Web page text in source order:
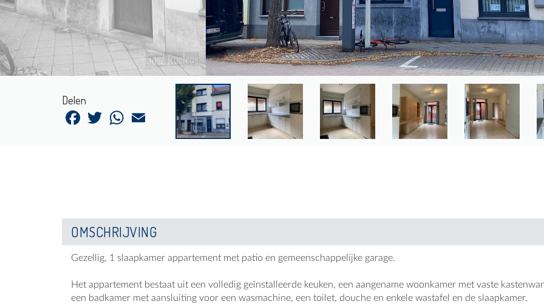
Delen
FacebookTwitterWhatsApp
OMSCHRIJVING
Gezellig, 1 slaapkamer appartement met patio en gemeenschappelijke garage.
Het appartement bestaat uit een volledig geïnstalleerde keuken, een aangename woonkamer met vaste
een badkamer met aansluiting voor een wasmachine, een toilet, douche en enkele wastafel en de slaapkamer.